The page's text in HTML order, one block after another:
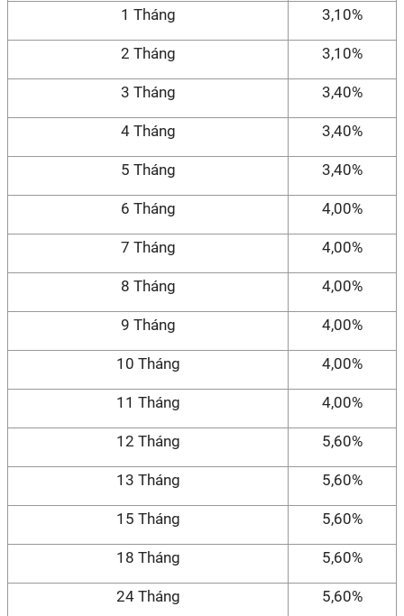
1 Tháng 3,10%
2 Tháng 3,10%
3 Tháng 3,40%
4 Tháng 3,40%
5 Tháng 3,40%
6 Tháng 4,00%
7 Tháng 4,00%
8 Tháng 4,00%
9 Tháng 4,00%
10 Tháng 4,00%
11 Tháng 4,00%
12 Tháng 5,60%
13 Tháng 5,60%
15 Tháng 5,60%
18 Tháng 5,60%
24 Tháng 5,60%